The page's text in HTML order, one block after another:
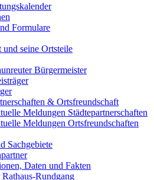
Formulare
und seine Ortsteile
Bürgermeister
& Ortsfreundschaft
Meldungen Städtepartnerschaften
Meldungen Ortsfreundschaften
Sachgebiete
Daten und Fakten
Rundgang